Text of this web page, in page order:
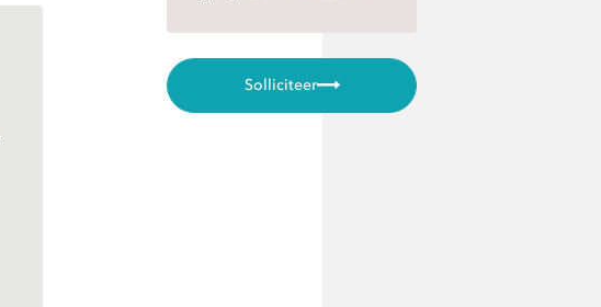
Solliciteer